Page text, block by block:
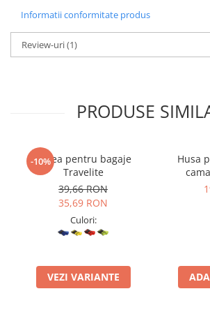
Informatii conformitate produs
Review-uri(1)
PRODUSE
-10%
Curea pentru bagaje
Travelite
39,66 RON
35,69 RON
Culori:
VEZI VARIANTE
Husa